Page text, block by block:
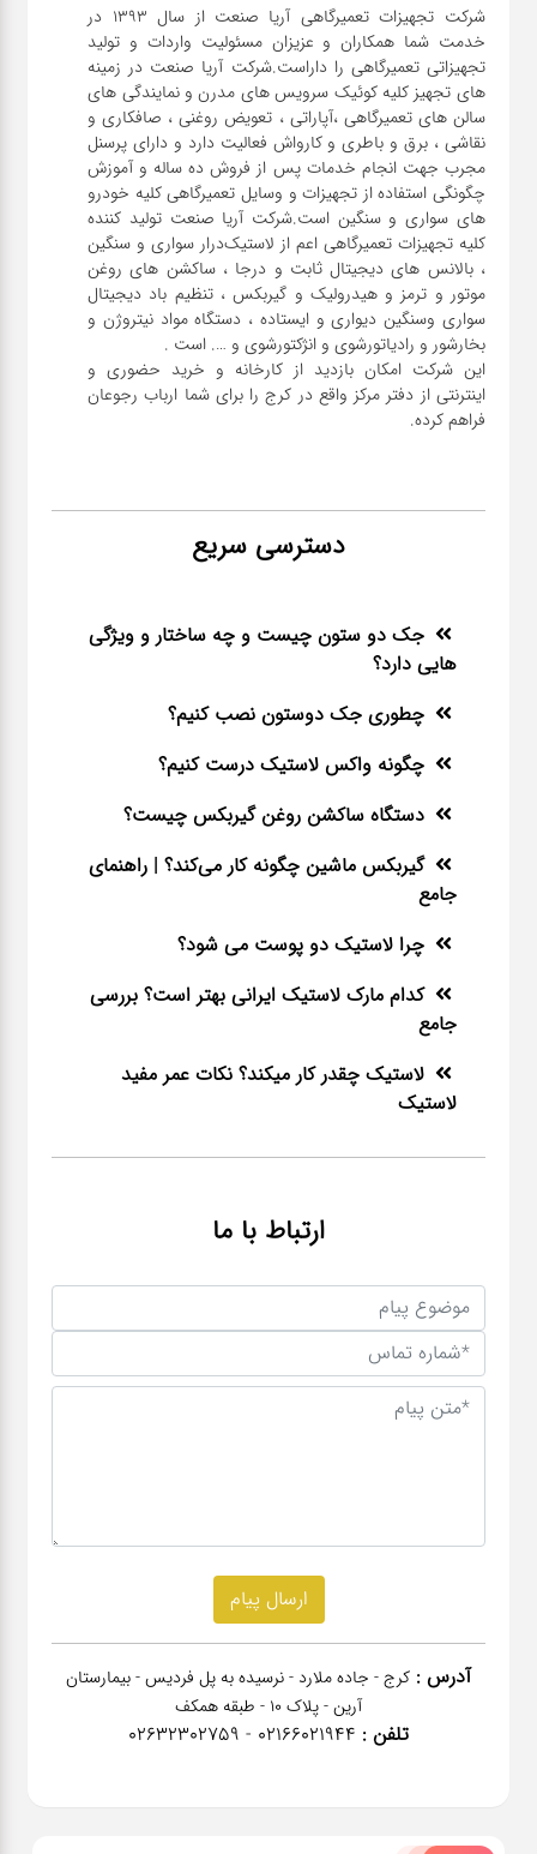
شرکت تجهیزات تعمیرگاهی آریا صنعت از سال ۱۳۹۳ در
خدمت شما همکاران و عزیزان مسئولیت واردات و تولید
تجهیزاتی تعمیرگاهی را داراست.شرکت آریا صنعت در زمینه
های تجهیز کلیه کوئیک سرویس های مدرن و نمایندگی های
سالن های تعمیرگاهی ،آپاراتی ، تعویض روغنی ، صافکاری و
نقاشی ، برق و باطری و کارواش فعالیت دارد و دارای پرسنل
مجرب جهت انجام خدمات پس از فروش ده ساله و آموزش
چگونگی استفاده از تجهیزات و وسایل تعمیرگاهی کلیه خودرو
های سواری و سنگین است.شرکت آریا صنعت تولید کننده
کلیه تجهیزات تعمیرگاهی اعم از لاستیک‌درار سواری و ‌سنگین
، بالانس های دیجیتال ثابت و درجا ، ساکشن های روغن
موتور و ترمز و هیدرولیک و گیربکس ، تنظیم باد دیجیتال
سواری و‌سنگین دیواری و ایستاده ، دستگاه مواد نیتروژن و
این شرکت امکان بازدید از کارخانه و خرید حضوری و
اینترنتی از دفتر مرکز واقع در کرج را برای شما ارباب رجوعان
فراهم کرده.
دسترسی سریع
جک دو ستون چیست و چه ساختار و ویژگی
هایی دارد؟
چطوری جک دوستون نصب کنیم؟
چگونه واکس لاستیک درست کنیم؟
دستگاه ساکشن روغن گیربکس چیست؟
گیربکس ماشین چگونه کار می‌کند؟ | راهنمای
جامع
چرا لاستیک دو پوست می شود؟
کدام مارک لاستیک ایرانی بهتر است؟ بررسی
جامع
لاستیک چقدر کار میکند؟ نکات عمر مفید
لاستیک
ارتباط با ما
آدرس : کرج - جاده ملارد - نرسیده به پل فردیس - بیمارستان
آرین - پلاک 10 - طبقه همکف
تلفن : 02166021944 - 02632302759